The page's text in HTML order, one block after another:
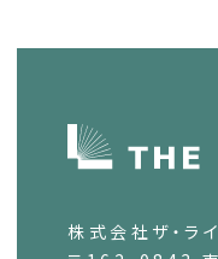
株式会社ザ・ラ